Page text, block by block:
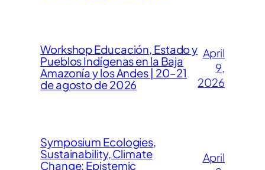
Workshop Educación, Estado y
Pueblos Indígenas en la Baja
Amazonía y los Andes | 20–21
de agosto de 2026
April
9,
2026
Symposium Ecologies,
Sustainability, Climate
Change: Epistemic
April